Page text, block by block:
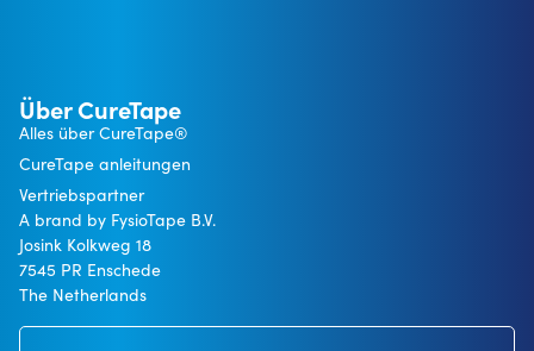
Über CureTape
Alles über CureTape®
CureTape anleitungen
Vertriebspartner
A brand by FysioTape B.V.
Josink Kolkweg 18
7545 PR Enschede
The Netherlands